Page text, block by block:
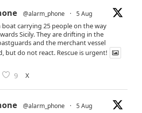
@alarm_phone · 5 Aug
carrying 25 people on the way
Sicily. They are drifting in the
and the merchant vessel
but do not react. Rescue is urgent!
9 X
@alarm_phone · 5 Aug